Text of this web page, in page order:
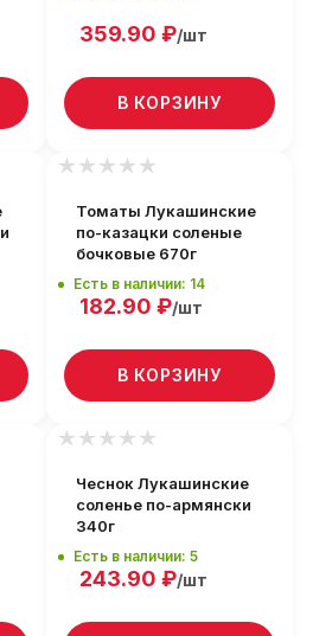
359.90 ₽/шт
В КОРЗИНУ
Томаты Лукашинские
по-казацки соленые
бочковые 670г
Есть в наличии: 14
182.90 ₽/шт
В КОРЗИНУ
Чеснок Лукашинские
соленье по-армянски
340г
Есть в наличии: 5
243.90 ₽/шт